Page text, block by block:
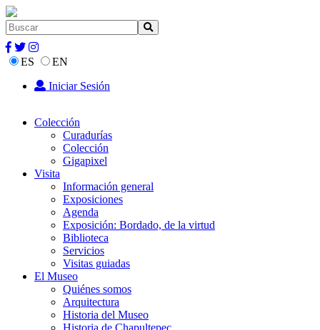
ES
EN
Iniciar Sesión
Colección
Curadurías
Colección
Gigapixel
Visita
Información general
Exposiciones
Agenda
Exposición: Bordado, de la virtud
Biblioteca
Servicios
Visitas guiadas
El Museo
Quiénes somos
Arquitectura
Historia del Museo
Historia de Chapultepec